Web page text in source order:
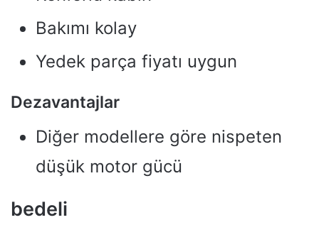
Bakımı kolay
Yedek parça fiyatı uygun
Dezavantajlar
Diğer modellere göre nispeten
düşük motor gücü
bedeli